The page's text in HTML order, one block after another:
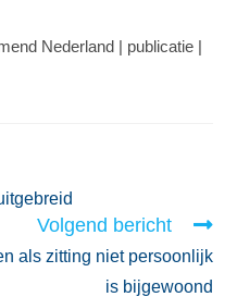
Nederland | publicatie |
Volgend bericht
als zitting niet persoonlijk
is bijgewoond